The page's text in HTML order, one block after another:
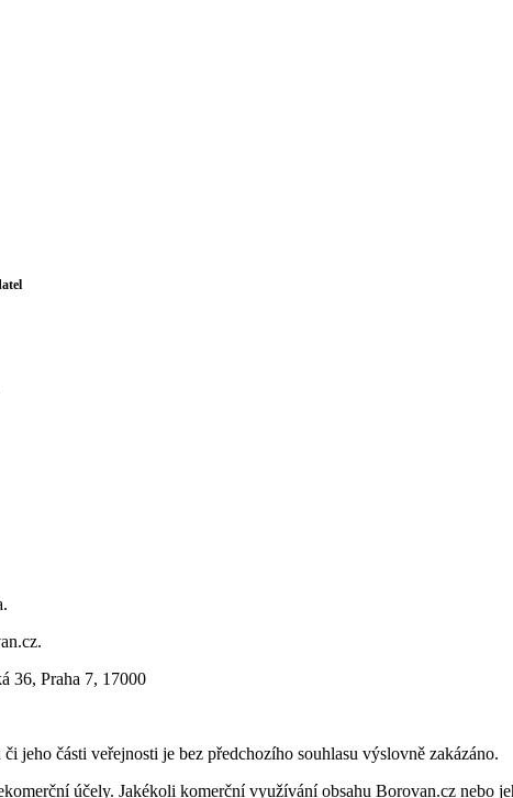
36, Praha 7, 17000
jeho části veřejnosti je bez předchozího souhlasu výslovně zakázáno.
účely. Jakékoli komerční využívání obsahu Borovan.cz nebo